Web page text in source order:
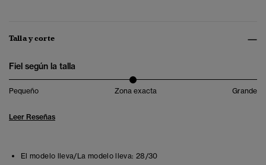
Talla y corte
Fiel según la talla
Pequeño Zona exacta Grande
Leer Reseñas
El modelo lleva/La modelo lleva: 28/30